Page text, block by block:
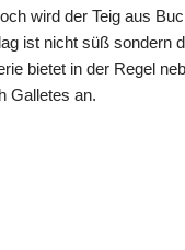
wird der Teig aus
ist nicht süß sondern
bietet in der Regel
Galletes an.